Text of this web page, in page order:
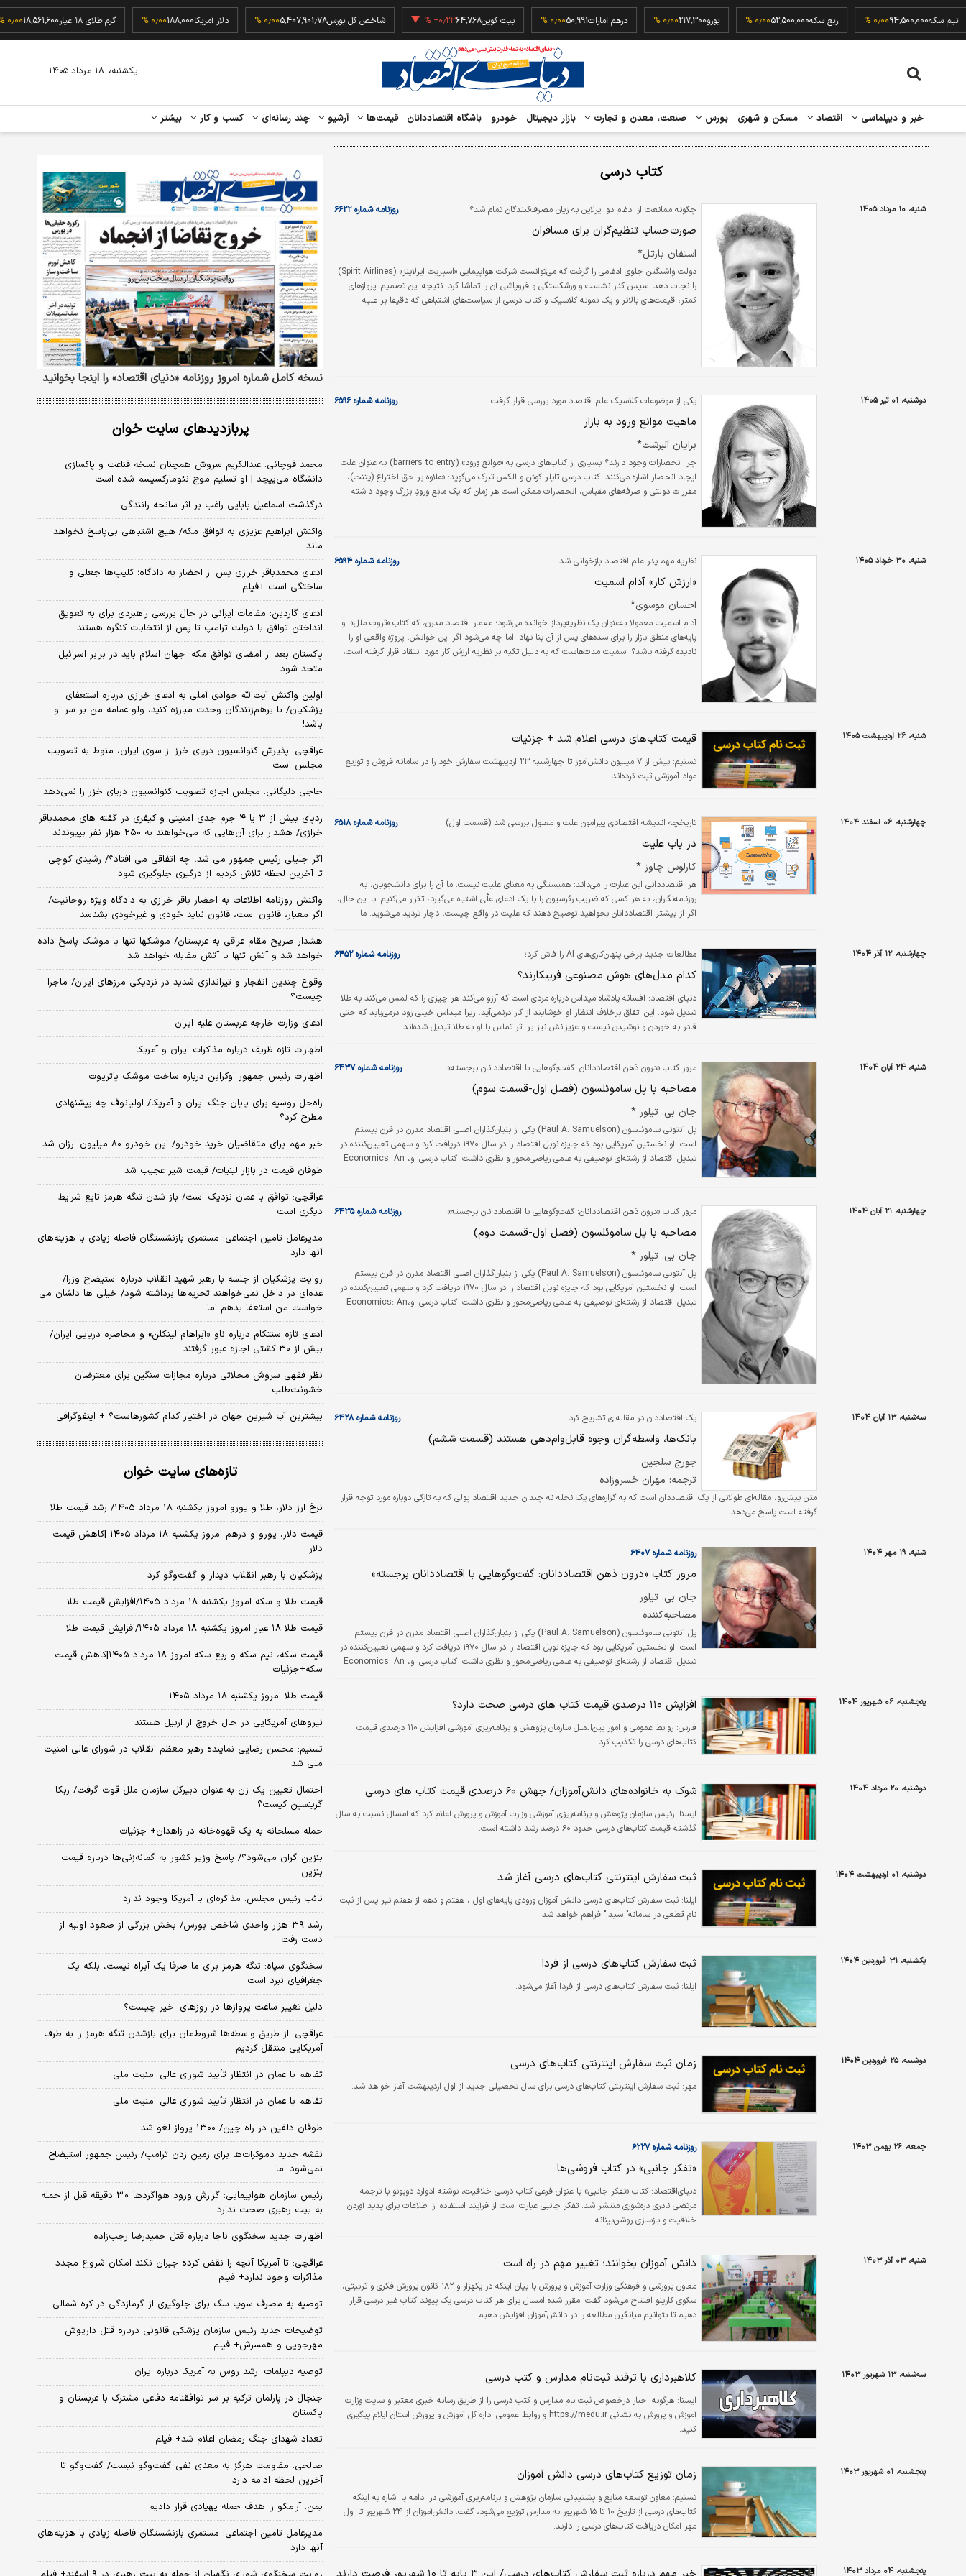
نیم سکه94,500,000 ربع سکه52,500,000 یورو217,300 درهم امارات50,991 بیت کوین64,768‎−۰٫۲۳ % شاخص کل بورس5,407,901.78 دلار آمریکا188,000 گرم طلای ۱۸ عیار
خبر و دیپلماسی اقتصاد مسکن و شهری بورس صنعت، معدن و تجارت بازار دیجیتال خودرو باشگاه اقتصاددانان قیمت‌ها آرشیو چند رسانه‌ای کسب و کار بیشتر
یکشنبه، ۱۸ مرداد ۱۴۰۵
کتاب درسی
شنبه، ۱۰ مرداد ۱۴۰۵ چگونه ممانعت از ادغام دو ایرلاین به زیان مصرف‌کنندگان تمام شد؟ روزنامه شماره ۶۶۲۲
صورت‌حساب تنظیم‌گران برای مسافران
استفان بارتل*
دولت واشنگتن جلوی ادغامی را گرفت که می‌توانست شرکت هواپیمایی «اسپریت ایرلاینز» (Spirit Airlines)
را نجات دهد. سپس کنار نشست و ورشکستگی و فروپاشی آن را تماشا کرد. نتیجه این تصمیم: پروازهای
کمتر، قیمت‌های بالاتر و یک نمونه کلاسیک و کتاب درسی از سیاست‌های اشتباهی که دقیقا بر علیه
دوشنبه، ۰۱ تیر ۱۴۰۵ یکی از موضوعات کلاسیک علم اقتصاد مورد بررسی قرار گرفت روزنامه شماره ۶۵۹۶
ماهیت موانع ورود به بازار
برایان آلبرشت*
چرا انحصارات وجود دارند؟ بسیاری از کتاب‌های درسی به «موانع ورود» (barriers to entry) به عنوان علت
ایجاد انحصار اشاره می‌کنند. کتاب درسی تایلر کوئن و الکس تبرک می‌گوید: «علاوه بر حق اختراع (پتنت)،
مقررات دولتی و صرفه‌های مقیاس، انحصارات ممکن است هر زمان که یک مانع ورودِ بزرگ وجود داشته
شنبه، ۳۰ خرداد ۱۴۰۵ نظریه مهم پدر علم اقتصاد بازخوانی شد؛ روزنامه شماره ۶۵۹۴
«ارزش کار» آدام اسمیت
احسان موسوی*
آدام اسمیت معمولا به‌عنوان یک نظریه‌پرداز خوانده می‌شود؛ معمار اقتصاد مدرن، که کتاب «ثروت ملل» او
پایه‌های منطق بازار را برای سده‌های پس از آن بنا نهاد. اما چه می‌شود اگر این خوانش، پروژه واقعی او را
نادیده گرفته باشد؟ اسمیت مدت‌هاست که به دلیل تکیه بر نظریه ارزش کار مورد انتقاد قرار گرفته است،
شنبه، ۲۶ اردیبهشت ۱۴۰۵ قیمت کتاب‌های درسی اعلام شد + جزئیات
تسنیم:
بیش از ۷ میلیون دانش‌آموز تا چهارشنبه ۲۳ اردیبهشت سفارش خود را در سامانه فروش و توزیع
مواد آموزشی ثبت کرده‌اند.
چهارشنبه، ۰۶ اسفند ۱۴۰۴ تاریخچه اندیشه اقتصادی پیرامون علت و معلول بررسی شد (قسمت اول) روزنامه شماره ۶۵۱۸
در باب علیت
کارلوس چاوز *
هر اقتصاددانی این عبارت را می‌داند: همبستگی به معنای علیت نیست. ما آن را برای دانشجویان، به
روزنامه‌نگاران، به هر کسی که ضریب رگرسیون را با یک ادعای علّی اشتباه می‌گیرد، تکرار می‌کنیم. با این حال،
اگر از بیشتر اقتصاددانان بخواهید توضیح دهند که علیت در واقع چیست، دچار تردید می‌شوید. ما
چهارشنبه، ۱۲ آذر ۱۴۰۴ مطالعات جدید برخی پنهان‌کاری‌های AI را فاش کرد؛ روزنامه شماره ۶۴۵۲
کدام مدل‌‌های هوش مصنوعی فریبکارند؟
دنیای اقتصاد: افسانه پادشاه میداس درباره مردی است که آرزو می‌کند هر چیزی را که لمس می‌کند به طلا
تبدیل شود. این اتفاق برخلاف انتظار او خوشایند از کار درنمی‌آید، زیرا میداس خیلی زود درمی‌یابد که حتی
قادر به خوردن و نوشیدن نیست و عزیزانش نیز بر اثر تماس با او به طلا تبدیل شده‌اند.
شنبه، ۲۴ آبان ۱۴۰۴ مرور کتاب «درون ذهن اقتصاددانان: گفت‌وگوهایی با اقتصاددانان برجسته» روزنامه شماره ۶۴۳۷
مصاحبه با پل ساموئلسون (فصل اول-قسمت سوم)
جان بی. تیلور *
پل آنتونی ساموئلسون (Paul A. Samuelson) یکی از بنیان‌گذاران اصلی اقتصاد مدرن در قرن بیستم
است. او نخستین آمریکایی بود که جایزه نوبل اقتصاد را در سال ۱۹۷۰ دریافت کرد و سهمی تعیین‌کننده در
تبدیل اقتصاد از رشته‌ای توصیفی به علمی ریاضی‌محور و نظری داشت. کتاب درسی او، Economics: An
چهارشنبه، ۲۱ آبان ۱۴۰۴ مرور کتاب «درون ذهن اقتصاددانان: گفت‌وگوهایی با اقتصاددانان برجسته» روزنامه شماره ۶۴۳۵
مصاحبه با پل ساموئلسون (فصل اول-قسمت دوم)
جان بی. تیلور *
پل آنتونی ساموئلسون (Paul A. Samuelson) یکی از بنیان‌گذاران اصلی اقتصاد مدرن در قرن بیستم
است. او نخستین آمریکایی بود که جایزه نوبل اقتصاد را در سال ۱۹۷۰ دریافت کرد و سهمی تعیین‌کننده در
تبدیل اقتصاد از رشته‌ای توصیفی به علمی ریاضی‌محور و نظری داشت. کتاب درسی او،Economics: An
سه‌شنبه، ۱۳ آبان ۱۴۰۴ یک اقتصاددان در مقاله‌ای تشریح کرد روزنامه شماره ۶۴۲۸
بانک‌ها، واسطه‌گران وجوه قابل‌وام‌دهی هستند (قسمت ششم)
جورج سلجین
ترجمه: مهران خسروزاده
متن پیش‌رو، مقاله‌ای طولانی از یک اقتصاددان است که به گزاره‌های یک نحله نه چندان جدید اقتصاد پولی که به تازگی دوباره مورد توجه قرار
گرفته است پاسخ می‌دهد.
شنبه، ۱۹ مهر ۱۴۰۴ روزنامه شماره ۶۴۰۷
مرور کتاب «درون ذهن اقتصاددانان: گفت‌وگوهایی با اقتصاددانان برجسته»
جان بی. تیلور
مصاحبه‌کننده
پل آنتونی ساموئلسون (Paul A. Samuelson) یکی از بنیان‌گذاران اصلی اقتصاد مدرن در قرن بیستم
است. او نخستین آمریکایی بود که جایزه نوبل اقتصاد را در سال ۱۹۷۰ دریافت کرد و سهمی تعیین‌کننده در
تبدیل اقتصاد از رشته‌ای توصیفی به علمی ریاضی‌محور و نظری داشت. کتاب درسی او، Economics: An
پنجشنبه، ۰۶ شهریور ۱۴۰۴ افزایش ۱۱۰ درصدی قیمت کتاب های درسی صحت دارد؟
فارس:
روابط عمومی و امور بین‌الملل سازمان پژوهش و برنامه‌ریزی آموزشی افزایش ۱۱۰ درصدی قیمت
کتاب‌های درسی را تکذیب کرد.
دوشنبه، ۲۰ مرداد ۱۴۰۴ شوک به خانواده‌های دانش‌آموزان/ جهش ۶۰ درصدی قیمت کتاب های درسی
ايسنا: رئیس سازمان پژوهش و برنامه‌ریزی آموزشی وزارت آموزش و پرورش اعلام کرد که امسال نسبت به سال
گذشته قیمت کتاب‌های درسی حدود ۶۰ درصد رشد داشته است.
دوشنبه، ۰۱ اردیبهشت ۱۴۰۴ ثبت سفارش اینترنتی کتاب‌های درسی آغاز شد
ایلنا:ثبت سفارش کتاب‌های درسی دانش آموزان ورودی پایه‌های اول ، هفتم و دهم از هفتم تیر پس از ثبت
نام قطعی در سامانه" سیدا" فراهم خواهد شد.
یکشنبه، ۳۱ فروردین ۱۴۰۴ ثبت سفارش کتاب‌های درسی از فردا
ایلنا:ثبت سفارش کتاب‌های درسی از فردا آغاز می‌شود.
دوشنبه، ۲۵ فروردین ۱۴۰۴ زمان ثبت سفارش اینترنتی کتاب‌های درسی
مهر:ثبت سفارش اینترنتی کتاب‌های درسی برای سال تحصیلی جدید از اول اردیبهشت آغاز خواهد شد.
جمعه، ۲۶ بهمن ۱۴۰۳ روزنامه شماره ۶۲۲۷
«تفکر جانبی» در کتاب فروشی‌ها
دنیای‌اقتصاد: کتاب «تفکر جانبی» با عنوان فرعی کتاب درسی خلاقیت، نوشته ادوارد دوبونو با ترجمه
مرتضی نادری دره‌شوری منتشر شد. تفکر جانبی عبارت است از فرآیند استفاده از اطلاعات برای پدید آوردن
خلاقیت و بازسازی روشن‌‌‌بینانه.
شنبه، ۰۳ آذر ۱۴۰۳ دانش آموزان بخوانند؛ تغییر مهم در راه است
معاون پرورشی و فرهنگی وزارت آموزش و پرورش با بیان اینکه در یکهزار و ۱۸۲ کانون پرورش فکری و تربیتی،
سکوی کارینو افتتاح می‌شود گفت: مقرر شده امسال برای هر کتاب درسی یک پیوند کتاب غیر درسی قرار
دهیم تا بتوانیم میانگین مطالعه را در دانش‌آموزان افزایش دهیم.
سه‌شنبه، ۱۳ شهریور ۱۴۰۳ کلاهبرداری با ترفند ثبت‌نام مدارس و کتب درسی
ایسنا: هرگونه اخبار درخصوص ثبت نام مدارس و کتب درسی را از طریق رسانه خبری معتبر و سایت وزارت
آموزش و پرورش به نشانی https://medu.ir و روابط عمومی اداره کل آموزش و پرورش استان ایلام پیگیری
کنید.
پنجشنبه، ۰۱ شهریور ۱۴۰۳ زمان توزیع کتاب‌های درسی دانش آموزان
تسنیم: معاون توسعه منابع و پشتیبانی سازمان پژوهش و برنامه‌ریزی آموزشی در ادامه با اشاره به اینکه
کتاب‌های درسی از تاریخ ۱۰ تا ۱۵ شهریور به مدارس توزیع می‌شود، گفت: دانش‌آموزان از ۲۴ شهریور تا اول
مهر امکان دریافت کتاب‌های درسی را دارند.
پنجشنبه، ۰۴ مرداد ۱۴۰۳
نسخه کامل شماره امروز روزنامه «دنیای‌ اقتصاد» را اینجا بخوانید
پربازدیدهای سایت خوان
محمد قوچانی: عبدالکریم سروش همچنان نسخه قناعت و پاکسازی
دانشگاه می‌پیچد | او تسلیم موج نئومارکسیسم شده است
درگذشت اسماعیل بابایی راغب بر اثر سانحه رانندگی
واکنش ابراهیم عزیزی به توافق مکه/ هیچ اشتباهی بی‌پاسخ نخواهد
ماند
ادعای محمدباقر خرازی پس از احضار به دادگاه؛ کلیپ‌ها جعلی و
ساختگی است +فیلم
ادعای گاردین: مقامات ایرانی در حال بررسی راهبردی برای به تعویق
انداختن توافق با دولت ترامپ تا پس از انتخابات کنگره هستند
پاکستان بعد از امضای توافق مکه: جهان اسلام باید در برابر اسرائیل
متحد شود
اولین واکنش آیت‌الله جوادی آملی به ادعای خرازی درباره استعفای
پزشکیان/ با برهم‌زنندگان وحدت مبارزه کنید، ولو عمامه من بر سر او
باشد!
عراقچی: پذیرش کنوانسیون دریای خرز از سوی ایران، منوط به تصویب
مجلس است
حاجی دلیگانی: مجلس اجازه تصویب کنوانسیون دریای خزر را نمی‌دهد
ردپای بیش از ۳ یا ۴ جرم جدی امنیتی و کیفری در گفته های محمدباقر
خرازی/ هشدار برای آن‌هایی که می‌خواهند به ۲۵۰ هزار نفر بپیوندند
اگر جلیلی رئیس جمهور می شد، چه اتفاقی می افتاد؟/ رشیدی کوچی:
تا آخرین لحظه تلاش کردیم از درگیری جلوگیری شود
واکنش روزنامه اطلاعات به احضار باقر خرازی به دادگاه ویژه روحانیت/
اگر معیار، قانون است، قانون نباید خودی و غیرخودی بشناسد
هشدار صریح مقام عراقی به عربستان/ موشکها تنها با موشک پاسخ داده
خواهد شد و آتش تنها با آتش مقابله خواهد شد
وقوع چندین انفجار و تیراندازی شدید در نزدیکی مرز‌های ایران/ ماجرا
چیست؟
ادعای وزارت خارجه عربستان علیه ایران
اظهارات تازه ظریف درباره مذاکرات ایران و آمریکا
اظهارات رئیس جمهور اوکراین درباره ساخت موشک پاتریوت
راه‌حل روسیه برای پایان جنگ ایران و آمریکا/ اولیانوف چه پیشنهادی
مطرح کرد؟
خبر مهم برای متقاضیان خرید خودرو/ این خودرو ۸۰ میلیون ارزان شد
طوفان قیمت در بازار لبنیات/ قیمت شیر عجیب شد
عراقچی: توافق با عمان نزدیک است/ باز شدن تنگه هرمز تابع شرایط
دیگری است
مدیرعامل تامین اجتماعی: مستمری بازنشستگان فاصله زیادی با هزینه‌های
آنها دارد
روایت پزشکیان از جلسه با رهبر شهید انقلاب درباره استیضاح وزرا/
عده‌ای در داخل نمی‌خواهند تحریم‌ها برداشته شود/ خیلی ها دلشان می
خواست من استعفا بدهم اما ...
ادعای تازه سنتکام درباره ناو «آبراهام لینکلن» و محاصره دریایی ایران/
بیش از ۳۰ کشتی اجازه عبور گرفتند
نظر فقهی سروش محلاتی درباره مجازات سنگین برای معترضان
خشونت‌طلب
بیشترین آب شیرین جهان در اختیار کدام کشورهاست؟ + اینفوگرافی
تازه‌های سایت خوان
نرخ ارز دلار، طلا و یورو امروز یکشنبه ۱۸ مرداد ۱۴۰۵/ رشد قیمت طلا
قیمت دلار، یورو و درهم امروز یکشنبه ۱۸ مرداد ۱۴۰۵ |کاهش قیمت
دلار
پزشکیان با رهبر انقلاب دیدار و گفت‌وگو کرد
قیمت طلا و سکه امروز یکشنبه ۱۸ مرداد ۱۴۰۵/افزایش قیمت طلا
قیمت طلا ۱۸ عیار امروز یکشنبه ۱۸ مرداد ۱۴۰۵/افزایش قیمت طلا
قیمت سکه، نیم سکه و ربع سکه امروز ۱۸ مرداد ۱۴۰۵|کاهش قیمت
سکه+جزئیات
قیمت طلا امروز یکشنبه ۱۸ مرداد ۱۴۰۵
نیروهای آمریکایی در حال خروج از اربیل هستند
تسنیم: محسن رضایی نماینده رهبر معظم انقلاب در شورای عالی امنیت
ملی شد
احتمال تعیین یک زن به عنوان دبیرکل سازمان ملل قوت گرفت/ ربکا
گرینسپن کیست؟
حمله مسلحانه به یک قهوه‌خانه در زاهدان+ جزئیات
بنزین گران می‌شود؟/ پاسخ وزیر کشور به گمانه‌زنی‌ها درباره قیمت
بنزین
نائب رئیس مجلس: مذاکره‌ای با آمریکا وجود ندارد
رشد ۳۹ هزار واحدی شاخص بورس/ بخش بزرگی از صعود اولیه از
دست رفت
سخنگوی سپاه: تنگه هرمز برای ما صرفا یک آبراه نیست، بلکه یک
جغرافیای نبرد است
دلیل تغییر ساعت پروازها در روزهای اخیر چیست؟
عراقچی: از طریق واسطه‌ها شروط‌مان برای بازشدن تنگه هرمز را به طرف
آمریکایی منتقل کردیم
تفاهم با عمان در انتظار تأیید شورای عالی امنیت ملی
تفاهم با عمان در انتظار تأیید شورای عالی امنیت ملی
طوفان دلفین در راه چین/ ۱۳۰۰ پرواز لغو شد
نقشه جدید دموکرات‌ها برای زمین زدن ترامپ/ رئیس جمهور استیضاح
نمی‌شود اما ...
زئیس سازمان هواپیمایی: گزارش ورود هواگردها ٣٠ دقیقه قبل از حمله
به بیت رهبری صحت ندارد
اظهارات جدید سخنگوی ناجا درباره قتل حمیدرضا رجب‌زاده
عراقچی: تا آمریکا آنچه را نقض کرده جبران نکند امکان شروع مجدد
مذاکرات وجود ندارد+ فیلم
توصیه به مصرف سوپ سگ برای جلوگیری از گرمازدگی در کره شمالی
توضیحات جدید رئیس سازمان پزشکی قانونی درباره قتل داریوش
مهرجویی و همسرش+ فیلم
توصیه دیپلمات ارشد روس به آمریکا درباره ایران
جنجال در پارلمان ترکیه بر سر توافقنامه دفاعی مشترک با عربستان و
پاکستان
تعداد شهدای جنگ رمضان اعلام شد+ فیلم
صالحی: مقاومت هرگز به معنای نفی گفت‌وگو نیست/ گفت‌وگو تا
آخرین لحظه ادامه دارد
یمن: آرامکو را هدف حمله پهپادی قرار دادیم
مدیرعامل تامین اجتماعی: مستمری بازنشستگان فاصله زیادی با هزینه‌های
آنها دارد